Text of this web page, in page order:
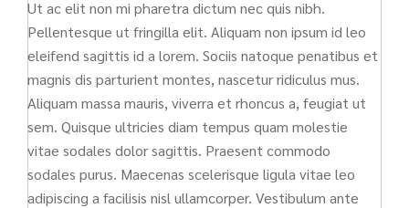
Ut ac elit non mi pharetra dictum nec quis nibh.
Pellentesque ut fringilla elit. Aliquam non ipsum id leo
eleifend sagittis id a lorem. Sociis natoque penatibus et
magnis dis parturient montes, nascetur ridiculus mus.
Aliquam massa mauris, viverra et rhoncus a, feugiat ut
sem. Quisque ultricies diam tempus quam molestie
vitae sodales dolor sagittis. Praesent commodo
sodales purus. Maecenas scelerisque ligula vitae leo
adipiscing a facilisis nisl ullamcorper. Vestibulum ante